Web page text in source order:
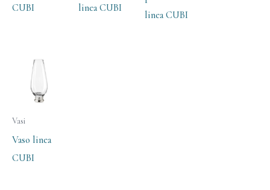
CUBI linea CUBI
linea CUBI
Vasi
Vaso linea
CUBI